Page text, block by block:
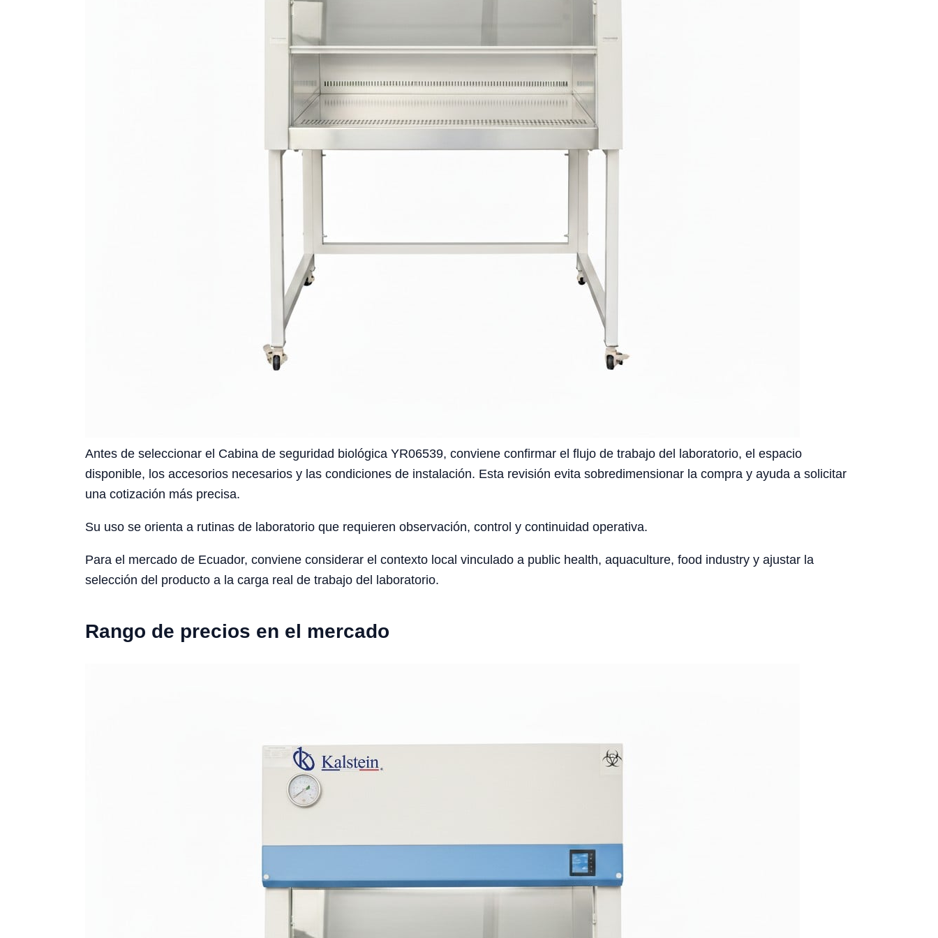
Antes de seleccionar el Cabina de seguridad biológica YR06539, conviene confirmar el flujo de trabajo del laboratorio, el espacio
disponible, los accesorios necesarios y las condiciones de instalación. Esta revisión evita sobredimensionar la compra y ayuda a solicitar
una cotización más precisa.
Su uso se orienta a rutinas de laboratorio que requieren observación, control y continuidad operativa.
Para el mercado de Ecuador, conviene considerar el contexto local vinculado a public health, aquaculture, food industry y ajustar la
selección del producto a la carga real de trabajo del laboratorio.
Rango de precios en el mercado